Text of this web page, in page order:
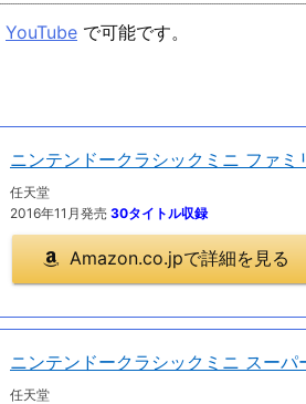
YouTube で可能です。
ニンテンドークラシックミニ ファミ
任天堂
2016年11月発売 30タイトル収録
Amazon.co.jpで詳細を見る
ニンテンドークラシックミニ スーパ
任天堂